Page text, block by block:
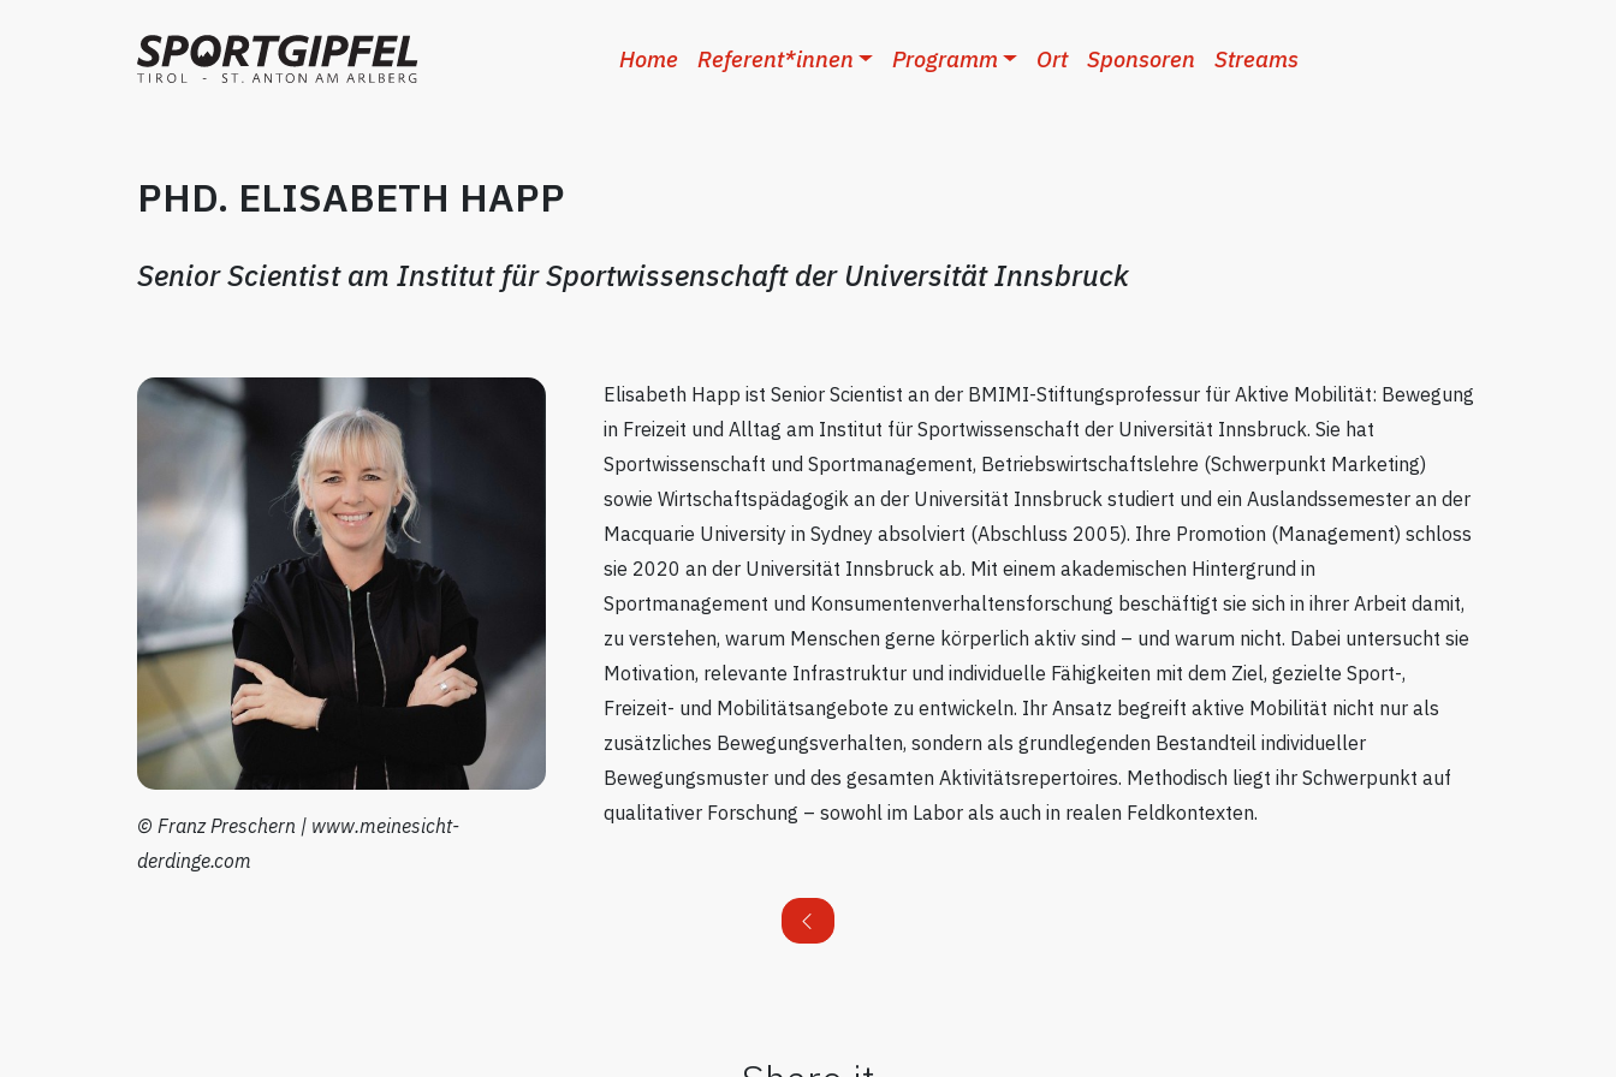
Home Referent*innen Programm Ort Sponsoren Streams
PHD. ELISABETH HAPP
Senior Scientist am Institut für Sportwissenschaft der Universität Innsbruck
© Franz Preschern | www.meinesicht-
derdinge.com
Elisabeth Happ ist Senior Scientist an der BMIMI-Stiftungsprofessur für Aktive Mobilität: Bewegung
in Freizeit und Alltag am Institut für Sportwissenschaft der Universität Innsbruck. Sie hat
Sportwissenschaft und Sportmanagement, Betriebswirtschaftslehre (Schwerpunkt Marketing)
sowie Wirtschaftspädagogik an der Universität Innsbruck studiert und ein Auslandssemester an der
Macquarie University in Sydney absolviert (Abschluss 2005). Ihre Promotion (Management) schloss
sie 2020 an der Universität Innsbruck ab. Mit einem akademischen Hintergrund in
Sportmanagement und Konsumentenverhaltensforschung beschäftigt sie sich in ihrer Arbeit damit,
zu verstehen, warum Menschen gerne körperlich aktiv sind – und warum nicht. Dabei untersucht sie
Motivation, relevante Infrastruktur und individuelle Fähigkeiten mit dem Ziel, gezielte Sport-,
Freizeit- und Mobilitätsangebote zu entwickeln. Ihr Ansatz begreift aktive Mobilität nicht nur als
zusätzliches Bewegungsverhalten, sondern als grundlegenden Bestandteil individueller
Bewegungsmuster und des gesamten Aktivitätsrepertoires. Methodisch liegt ihr Schwerpunkt auf
qualitativer Forschung – sowohl im Labor als auch in realen Feldkontexten.